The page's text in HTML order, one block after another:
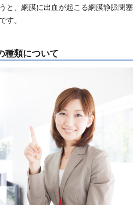
と、網膜に出血が起こる網膜静脈閉塞
す。
種類について